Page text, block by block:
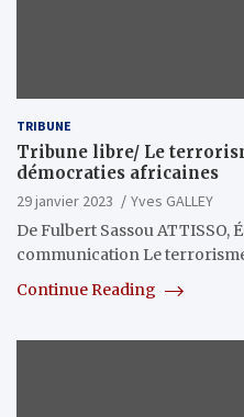
TRIBUNE
Tribune libre/ Le
démocraties africaines
29 janvier 2023
Yves GALLEY
De Fulbert Sassou ATTISSO,
communication Le
Continue Reading